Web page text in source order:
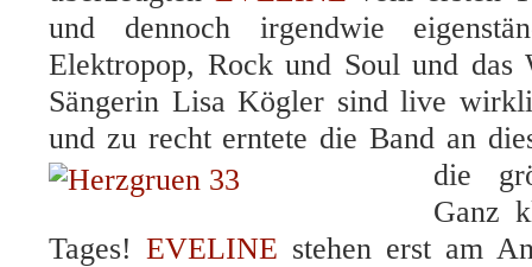
und dennoch irgendwie
Elektropop, Rock und Soul und das
Sängerin Lisa Kögler sind live
und zu recht erntete die Band an
die
Ganz
Tages! EVELINE stehen erst am